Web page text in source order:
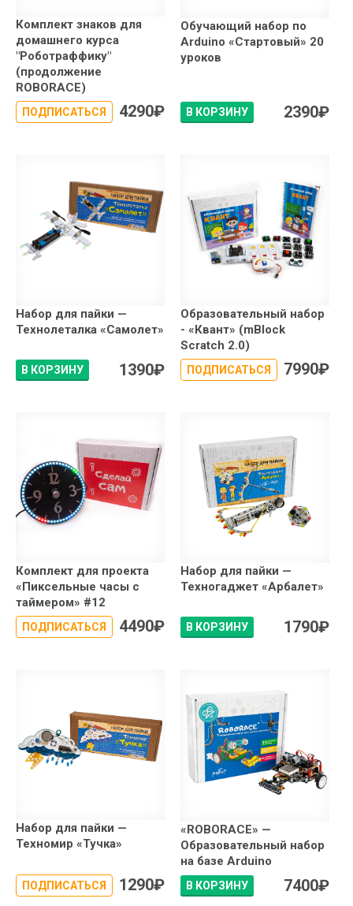
Комплект знаков для
домашнего курса
"Роботраффику"
(продолжение
ROBORACE)
ПОДПИСАТЬСЯ 4290₽
Обучающий набор по
Arduino «Стартовый» 20
уроков
В КОРЗИНУ 2390₽
Набор для пайки —
Технолеталка «Самолет»
В КОРЗИНУ 1390₽
Образовательный набор
- «Квант» (mBlock
Scratch 2.0)
ПОДПИСАТЬСЯ 7990₽
Комплект для проекта
«Пиксельные часы с
таймером» #12
ПОДПИСАТЬСЯ 4490₽
Набор для пайки —
Техногаджет «Арбалет»
В КОРЗИНУ 1790₽
Набор для пайки —
Техномир «Тучка»
ПОДПИСАТЬСЯ 1290₽
«ROBORACE» —
Образовательный набор
на базе Arduino
В КОРЗИНУ 7400₽